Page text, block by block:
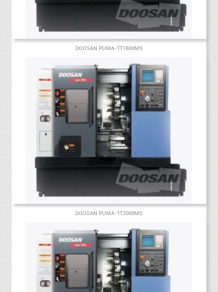
DOOSAN PUMA-TT1800MS
DOOSAN PUMA-TT2000MS